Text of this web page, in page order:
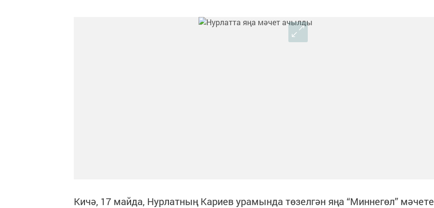
Кичә, 17 майда, Нурлатның Кариев урамында төзелгән яңа “Миннегөл” мәчете